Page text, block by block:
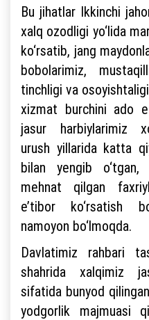
Bu jihatlar Ikkinchi
xalq ozodligi yo‘lida
ko‘rsatib, jang
bobolarimiz,
tinchligi va
xizmat burchini ado
jasur harbiylarimiz
urush yillarida katta
bilan yengib
mehnat qilgan
e’tibor ko‘rsatish
namoyon bo‘lmoqda.
Davlatimiz rahbari
shahrida xalqimiz
sifatida bunyod
yodgorlik majmuasi